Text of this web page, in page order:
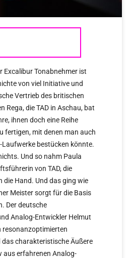
Excalibur Tonabnehmer ist
von viel Initiative und
Vertrieb des britischen
Rega, die TAD in Aschau, bat
ihnen doch eine Reihe
fertigen, mit denen man auch
Laufwerke bestücken könnte.
Und so nahm Paula
von TAD, die
die Hand. Und das ging wie
Meister sorgt für die Basis
Der deutsche
Analog-Entwickler Helmut
resonanzoptimierten
charakteristische Äußere
aus erfahrenen Analog-